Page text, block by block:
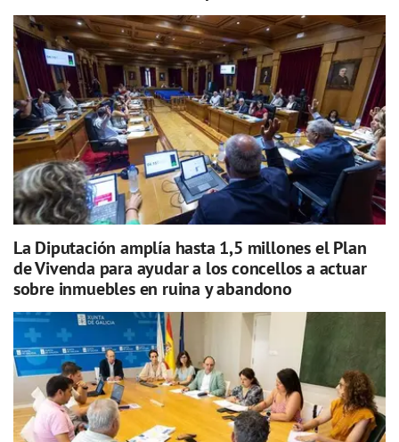
La Diputación amplía hasta 1,5 millones el Plan
de Vivenda para ayudar a los concellos a actuar
sobre inmuebles en ruina y abandono